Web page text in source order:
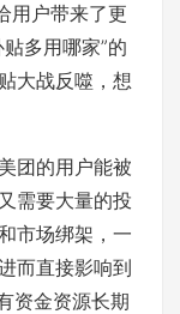
用户带来了更
多用哪家”的
大战反噬，想
团的用户能被
需要大量的投
市场绑架，一
而直接影响到
资金资源长期